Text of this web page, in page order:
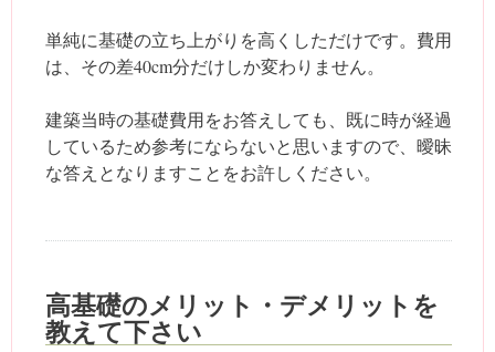
単純に基礎の立ち上がりを高くしただけです。費用
は、その差40cm分だけしか変わりません。
建築当時の基礎費用をお答えしても、既に時が経過
しているため参考にならないと思いますので、曖昧
な答えとなりますことをお許しください。
高基礎のメリット・デメリットを
教えて下さい